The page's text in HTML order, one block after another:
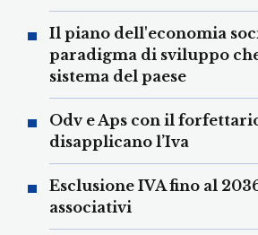
Il piano dell'economia
paradigma di sviluppo
sistema del paese
Odv e Aps con il
disapplicano l’Iva
Esclusione IVA fino al
associativi